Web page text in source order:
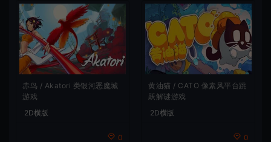
赤鸟 / Akatori 类银河恶魔城
游戏
2D横版
0
黄油猫 / CATO 像素风平台跳
跃解谜游戏
2D横版
0